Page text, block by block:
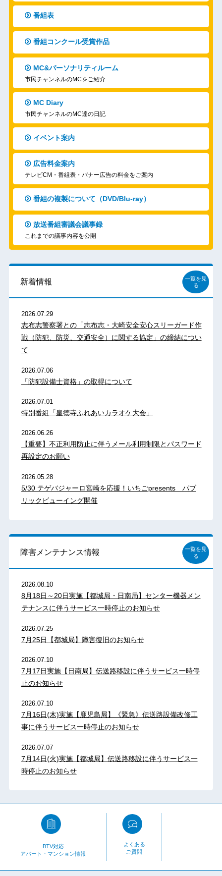
番組表
番組コンクール受賞作品
MC&パーソナリティルーム
市民チャンネルのMCをご紹介
MC Diary
市民チャンネルのMC達の日記
イベント案内
広告料金案内
テレビCM・番組表・バナー広告の料金をご案内
番組の複製について（DVD/Blu-ray）
放送番組審議会議事録
これまでの議事内容を公開
新着情報
一覧を見
る
2026.07.29
志布志警察署との「志布志・大崎安全安心スリーガード作
戦（防犯、防災、交通安全）に関する協定」の締結につい
て
2026.07.06
「防犯設備士資格」の取得について
2026.07.01
特別番組「皇徳寺ふれあいカラオケ大会」
2026.06.26
【重要】不正利用防止に伴うメール利用制限とパスワード
再設定のお願い
2026.05.28
5/30 テゲバジャーロ宮崎を応援！いちごpresents パブ
リックビューイング開催
障害メンテナンス情報
一覧を見
る
2026.08.10
8月18日～20日実施【都城局・日南局】センター機器メン
テナンスに伴うサービス一時停止のお知らせ
2026.07.25
7月25日【都城局】障害復旧のお知らせ
2026.07.10
7月17日実施【日南局】伝送路移設に伴うサービス一時停
止のお知らせ
2026.07.10
7月16日(木)実施【鹿児島局】《緊急》伝送路設備改修工
事に伴うサービス一時停止のお知らせ
2026.07.07
7月14日(火)実施【都城局】伝送路移設に伴うサービス一
時停止のお知らせ
BTV対応
アパート・マンション情報
よくある
ご質問